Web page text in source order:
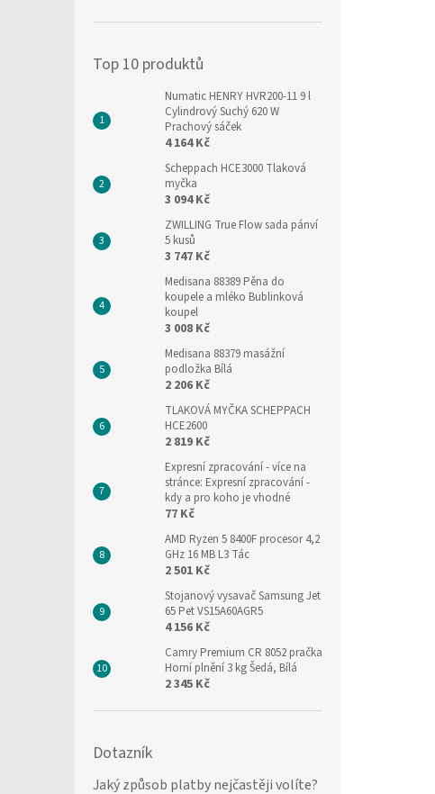
Top 10 produktů
Numatic HENRY HVR200-11 9 l
Cylindrový Suchý 620 W
Prachový sáček
4 164 Kč
Scheppach HCE3000 Tlaková
myčka
3 094 Kč
ZWILLING True Flow sada pánví
5 kusů
3 747 Kč
Medisana 88389 Pěna do
koupele a mléko Bublinková
koupel
3 008 Kč
Medisana 88379 masážní
podložka Bílá
2 206 Kč
TLAKOVÁ MYČKA SCHEPPACH
HCE2600
2 819 Kč
Expresní zpracování- více na
stránce: Expresní zpracování -
kdy a pro koho je vhodné
77 Kč
AMD Ryzen 5 8400F procesor 4,2
GHz 16 MB L3 Tác
2 501 Kč
Stojanový vysavač Samsung Jet
65 Pet VS15A60AGR5
4 156 Kč
Camry Premium CR 8052 pračka
Horní plnění 3 kg Šedá, Bílá
2 345 Kč
Dotazník
Jaký způsob platby nejčastěji volíte?